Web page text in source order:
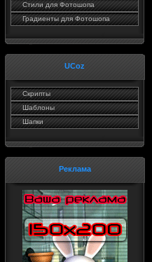
Стили для Фотошопа
Градиенты для Фотошопа
UCoz
Скрипты
Шаблоны
Шапки
Реклама